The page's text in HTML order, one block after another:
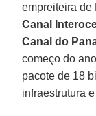
empreiteira de
Canal
Canal do
começo do
pacote de 18
infraestrutura